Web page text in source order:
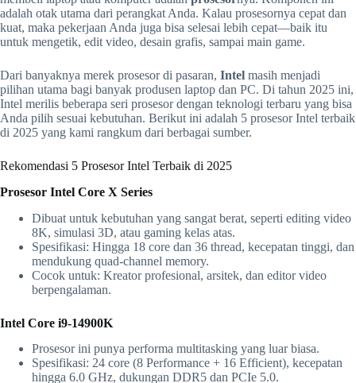
adalah otak utama dari perangkat Anda. Kalau prosesornya cepat dan
kuat, maka pekerjaan Anda juga bisa selesai lebih cepat—baik itu
untuk mengetik, edit video, desain grafis, sampai main game.
Dari banyaknya merek prosesor di pasaran, Intel masih menjadi
pilihan utama bagi banyak produsen laptop dan PC. Di tahun 2025 ini,
Intel merilis beberapa seri prosesor dengan teknologi terbaru yang bisa
Anda pilih sesuai kebutuhan. Berikut ini adalah 5 prosesor Intel terbaik
di 2025 yang kami rangkum dari berbagai sumber.
Rekomendasi 5 Prosesor Intel Terbaik di 2025
Prosesor Intel Core X Series
Dibuat untuk kebutuhan yang sangat berat, seperti editing video
8K, simulasi 3D, atau gaming kelas atas.
Spesifikasi: Hingga 18 core dan 36 thread, kecepatan tinggi, dan
mendukung quad-channel memory.
Cocok untuk: Kreator profesional, arsitek, dan editor video
berpengalaman.
Intel Core i9-14900K
Prosesor ini punya performa multitasking yang luar biasa.
Spesifikasi: 24 core (8 Performance + 16 Efficient), kecepatan
hingga 6.0 GHz, dukungan DDR5 dan PCIe 5.0.